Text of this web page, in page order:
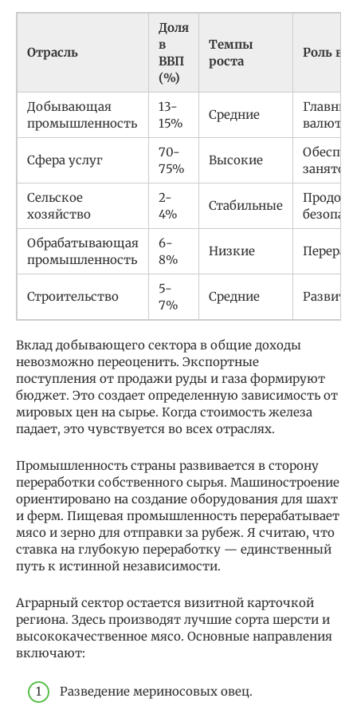
Отрасль
Доля
в
ВВП
(%)
Темпы
роста
Роль в
Добывающая
промышленность
13-
15%
Средние
валюты
Сфера услуг
70-
75%
Высокие
Сельское
хозяйство
2-
4%
Стабильные
Обрабатывающая
промышленность
6-
8%
Низкие
Строительство
5-
7%
Средние
Вклад добывающего сектора в общие доходы
невозможно переоценить. Экспортные
поступления от продажи руды и газа формируют
бюджет. Это создает определенную зависимость от
мировых цен на сырье. Когда стоимость железа
падает, это чувствуется во всех отраслях.
Промышленность страны развивается в сторону
переработки собственного сырья. Машиностроение
ориентировано на создание оборудования для шахт
и ферм. Пищевая промышленность перерабатывает
мясо и зерно для отправки за рубеж. Я считаю, что
ставка на глубокую переработку — единственный
путь к истинной независимости.
Аграрный сектор остается визитной карточкой
региона. Здесь производят лучшие сорта шерсти и
высококачественное мясо. Основные направления
включают:
Разведение мериносовых овец.